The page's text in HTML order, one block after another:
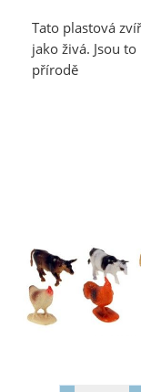
Tato plastová
jako živá. Jsou
přírodě